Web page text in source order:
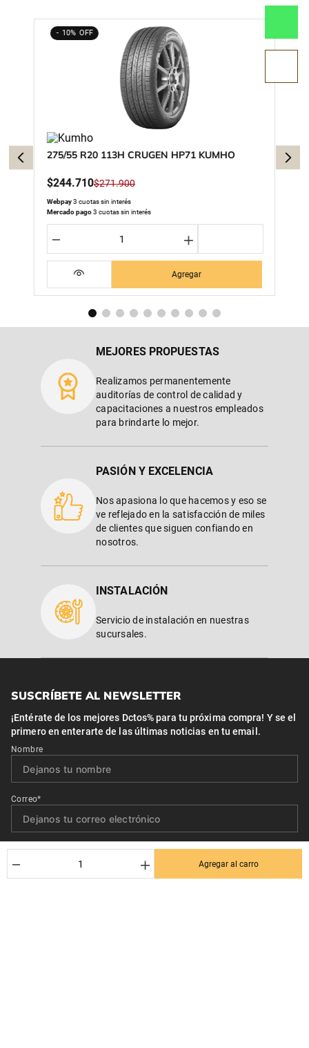
＋
－ Agregar al carro
10%
275/55 R20 113H CRUGEN HP71 KUMHO
$244.710$271.900
Webpay3 cuotas sin interés
Mercado pago3 cuotas sin interés
＋
－
Agregar
MEJORES PROPUESTAS
Realizamos permanentemente
auditorías de control de calidad y
capacitaciones a nuestros empleados
para brindarte lo mejor.
PASIÓN Y EXCELENCIA
Nos apasiona lo que hacemos y eso se
ve reflejado en la satisfacción de miles
de clientes que siguen confiando en
nosotros.
INSTALACIÓN
Servicio de instalación en nuestras
sucursales.
SUSCRÍBETE AL NEWSLETTER
¡Entérate de los mejores Dctos% para tu próxima compra! Y se el
primero en enterarte de las últimas noticias en tu email.
Nombre
Correo*
Quiero recibir el newsletter con promociones.